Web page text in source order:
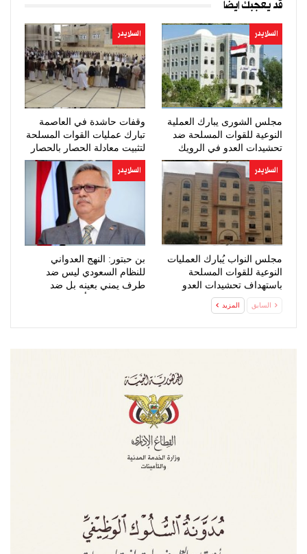
قد يعجبك ايضا
السلايدر
مجلس الشورى يبارك العملية
النوعية للقوات المسلحة ضد
تحشيدات العدو في الرويك
والعبر…
السلايدر
وقفات حاشدة في العاصمة
تبارك عمليات القوات المسلحة
لتثبيت معادلة الحصار بالحصار
السلايدر
مجلس النواب يُبارك العمليات
النوعية للقوات المسلحة
باستهداف تحشيدات العدو
السلايدر
بن حبتور: النهج العدواني
للنظام السعودي ليس ضد
طرف يمني بعينه بل ضد
السابق المزيد